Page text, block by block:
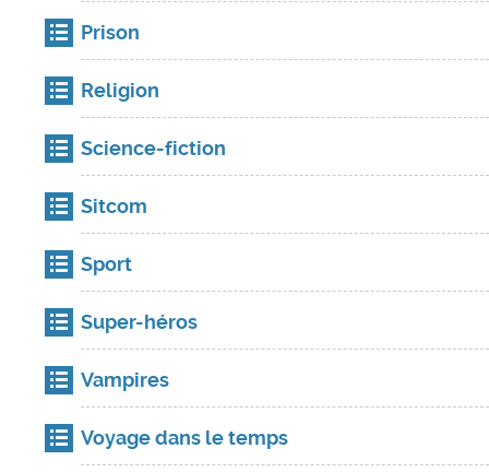
Prison
Religion
Science-fiction
Sitcom
Sport
Super-héros
Vampires
Voyage dans le temps